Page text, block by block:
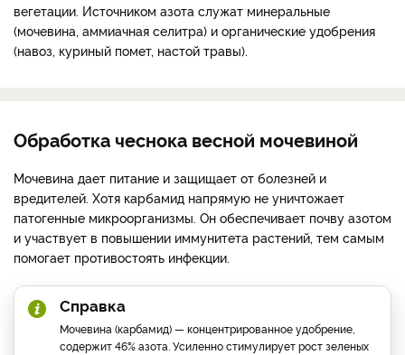
вегетации. Источником азота служат минеральные
(мочевина, аммиачная селитра) и органические удобрения
(навоз, куриный помет, настой травы).
Обработка чеснока весной мочевиной
Мочевина дает питание и защищает от болезней и
вредителей. Хотя карбамид напрямую не уничтожает
патогенные микроорганизмы. Он обеспечивает почву азотом
и участвует в повышении иммунитета растений, тем самым
помогает противостоять инфекции.
Справка
Мочевина (карбамид) — концентрированное удобрение,
содержит 46% азота. Усиленно стимулирует рост зеленых